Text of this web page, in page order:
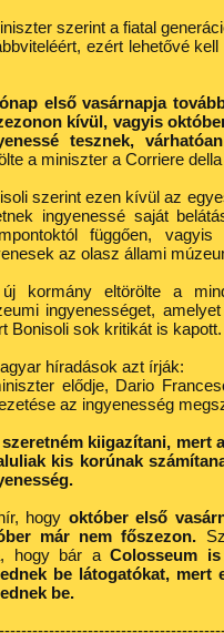
szerint a fiatal
ezért lehetővé
első vasárnapja
kívül, vagyis
tesznek,
a miniszter a Corriere
szerint ezen kívül az
ingyenessé saját
függően,
az olasz állami
kormány eltörölte a
ingyenességet,
Bonisoli sok kritikát is kapott.
híradások azt írják:
elődje, Dario
az ingyenesség
kiigazítani, mert
kis korúnak
hogy október első
már nem főszezon.
hogy bár a Colosseum
be látogatókat, mert
be.